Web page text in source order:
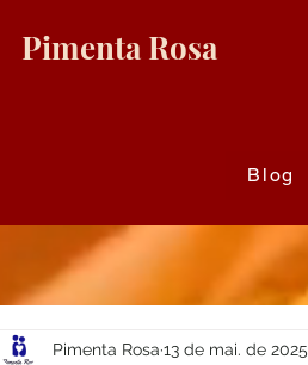
Pimenta Rosa
Blog
Pimenta Rosa 13 de mai. de 2025